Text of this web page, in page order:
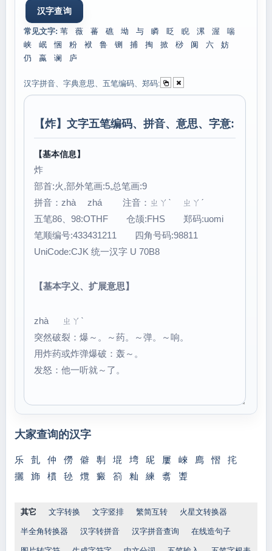
常见文字: 苇 薇 蕃 礁 坳 与 瞵 眨 睨 漯 渥
喘
峡
岷 悃 粉 袱 鲁 铡 捕 掏 掀 桫 阒 六
妨
仍
蠃 谰 庐
汉字拼音、字典意思、五笔编码、郑码:
【炸】文字五笔编码、拼音、意思、字意:
【基本信息】
炸
部首:火,部外笔画:5,总笔画:9
拼音：zhà zhá 注音：ㄓㄚˋ ㄓㄚˊ
五笔86、98:OTHF 仓颉:FHS 郑码:uomi
笔顺编号:433431211 四角号码:98811
UniCode:CJK 统一汉字 U 70B8
【基本字义、扩展意思】
zhà ㄓㄚˋ
突然破裂：爆～。～药。～弹。～响。
用炸药或炸弹爆破：轰～。
发怒：他一听就～了。
大家查询的汉字
乐 亄 仲 僗 僻 剸 堒 塆 屔 屢 崍 廌 慴
挓
攦
斾 樌 毜 爦 癜 箚 籼 練 翥 聻
其它 文字转换 文字竖排 繁简互转 火星文转换器
半全角转换器 汉字转拼音 汉字拼音查询 在线造句子